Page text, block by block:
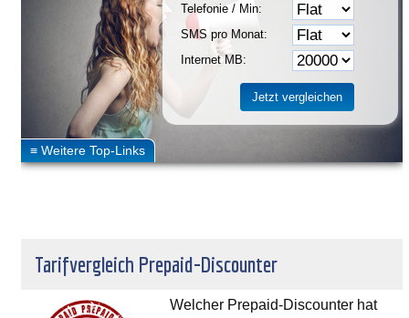
Telefonie / Min:
SMS pro Monat:
Internet MB:
Tarifvergleich Prepaid-Discounter
Welcher Prepaid-Discounter hat